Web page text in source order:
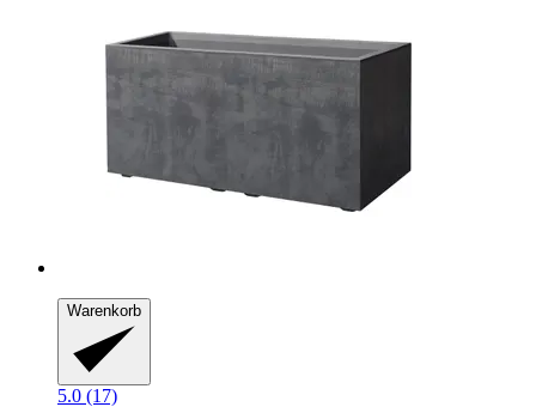
Warenkorb
5.0 (17)